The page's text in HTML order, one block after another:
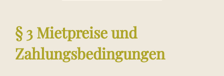
§ 3 Mietpreise und
Zahlungsbedingungen